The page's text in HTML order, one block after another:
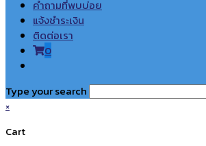
คำถามที่พบบ่อย
แจ้งชำระเงิน
ติดต่อเรา
0
search
Type your search
×
Cart